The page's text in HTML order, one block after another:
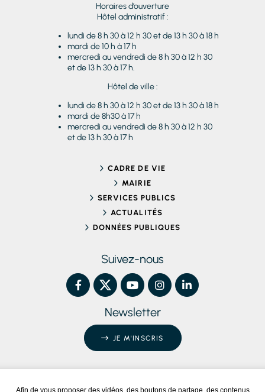
Afin de vous proposer des vidéos, des boutons de partage, des contenus
Horaires d’ouverture
Hôtel administratif :
lundi de 8 h 30 à 12 h 30 et de 13 h 30 à 18 h
mardi de 10 h à 17 h
mercredi au vendredi de 8 h 30 à 12 h 30
et de 13 h 30 à 17 h.
Hôtel de ville :
lundi de 8 h 30 à 12 h 30 et de 13 h 30 à 18 h
mardi de 8h30 à 17 h
mercredi au vendredi de 8 h 30 à 12 h 30
et de 13 h 30 à 17 h
CADRE DE VIE
MAIRIE
SERVICES PUBLICS
ACTUALITÉS
DONNÉES PUBLIQUES
Suivez-nous
Newsletter
JE M'INSCRIS